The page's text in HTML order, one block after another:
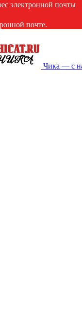
электронной почты
почте.
Чика — с